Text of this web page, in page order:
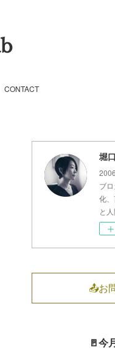
CONTACT
ブ
化
と
📤お
🚪今